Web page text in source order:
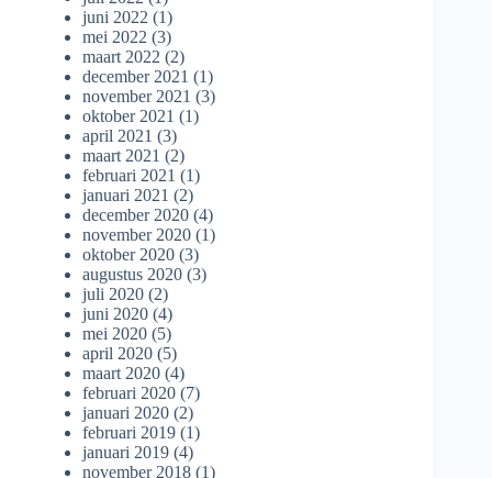
juni 2022 (1)
mei 2022 (3)
maart 2022 (2)
december 2021 (1)
november 2021 (3)
oktober 2021 (1)
april 2021 (3)
maart 2021 (2)
februari 2021 (1)
januari 2021 (2)
december 2020 (4)
november 2020 (1)
oktober 2020 (3)
augustus 2020 (3)
juli 2020 (2)
juni 2020 (4)
mei 2020 (5)
april 2020 (5)
maart 2020 (4)
februari 2020 (7)
januari 2020 (2)
februari 2019 (1)
januari 2019 (4)
november 2018 (1)